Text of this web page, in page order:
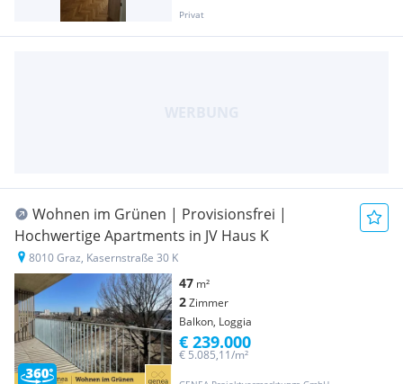
Privat
Wohnen im Grünen | Provisionsfrei |
Hochwertige Apartments in JV Haus K
8010 Graz, Kasernstraße 30 K
47 m²
2Zimmer
Balkon, Loggia
€ 5.085,11/m²
€ 239.000